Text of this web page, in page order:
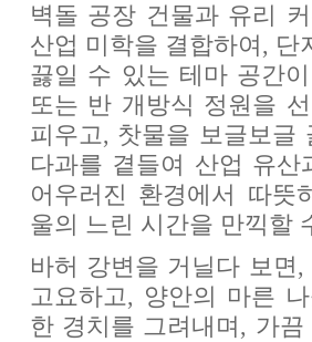
벽돌 공장 건물과 유리
산업 미학을 결합하여, 단
끓일 수 있는 테마 공간
또는 반 개방식 정원을
피우고, 찻물을 보글보글
다과를 곁들여 산업 유산
어우러진 환경에서 따뜻
울의 느린 시간을 만끽할
바허 강변을 거닐다 보면
고요하고, 양안의 마른
한 경치를 그려내며, 가끔